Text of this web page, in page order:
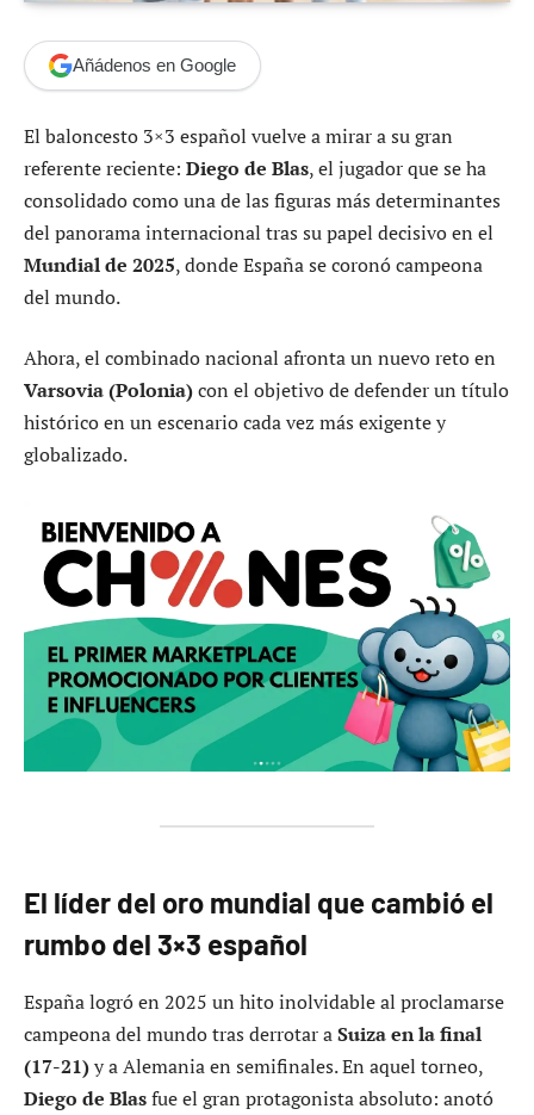
Añádenos en Google
El baloncesto 3×3 español vuelve a mirar a su gran
referente reciente: Diego de Blas, el jugador que se ha
consolidado como una de las figuras más determinantes
del panorama internacional tras su papel decisivo en el
Mundial de 2025, donde España se coronó campeona
del mundo.
Ahora, el combinado nacional afronta un nuevo reto en
Varsovia (Polonia)con el objetivo de defender un título
histórico en un escenario cada vez más exigente y
globalizado.
El líder del oro mundial que cambió el
rumbo del 3×3 español
España logró en 2025 un hito inolvidable al proclamarse
campeona del mundo tras derrotar aSuiza en la final
(17-21)y a Alemania en semifinales. En aquel torneo,
Diego de Blasfue el gran protagonista absoluto: anotó